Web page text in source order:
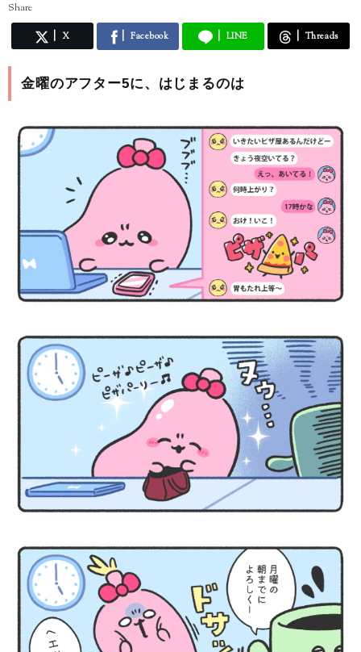
Share
X Facebook LINE Threads
金曜のアフター5に、はじまるのは